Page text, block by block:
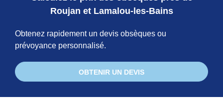
Roujan et Lamalou-les-Bains
Obtenez rapidement un devis obsèques ou
prévoyance personnalisé.
OBTENIR UN DEVIS